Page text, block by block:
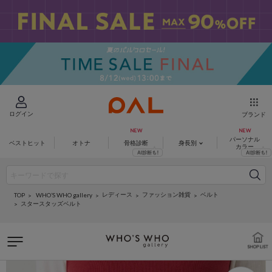
ログイン ブランド
ベストヒット オトナ 骨格診断 身長別
パーソナル
カラー
TOP WHO’S WHO gallery レディース ファッション雑貨
ベルト
スタースタッズベルト